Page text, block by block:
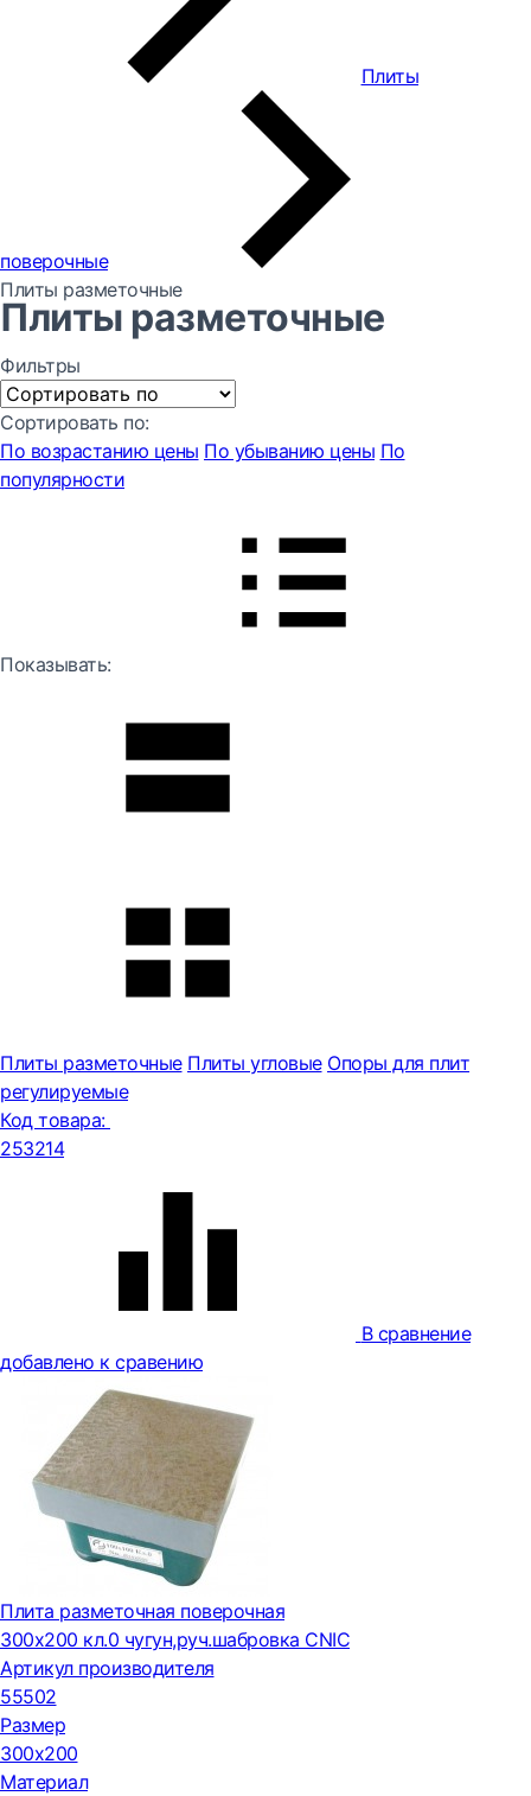
Плиты
поверочные
Плиты разметочные
Плиты разметочные
Фильтры
Сортировать по:
По возрастанию цены По убыванию цены По
популярности
Показывать:
Плиты разметочные Плиты угловые Опоры для плит
регулируемые
Код товара:
253214
В сравнение
добавлено к сравению
Плита разметочная поверочная
300х200 кл.0 чугун,руч.шабровка CNIC
Артикул производителя
55502
Размер
300х200
Материал